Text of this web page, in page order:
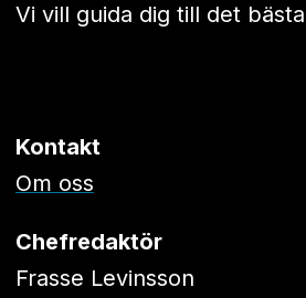
Vi vill guida dig till det
Kontakt
Om oss
Chefredaktör
Frasse Levinsson